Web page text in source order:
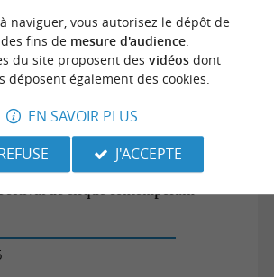
de cirque contemporain
naviguer, vous autorisez le dépôt de
fins de mesure d'audience.
du site proposent des vidéosdont
déposent également des cookies.
EN SAVOIR PLUS
J'ACCEPTE